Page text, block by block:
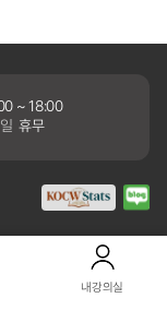
~ 18:00
휴무
내강의실